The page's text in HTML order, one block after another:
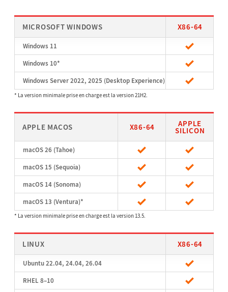
MICROSOFT WINDOWS X86-64
Windows 11
Windows 10*
Windows Server 2022, 2025 (Desktop Experience)
* La version minimale prise en charge est la version 21H2.
APPLE MACOS X86-64 APPLE
SILICON
macOS 26 (Tahoe)
macOS 15 (Sequoia)
macOS 14 (Sonoma)
macOS 13 (Ventura)*
* La version minimale prise en charge est la version 13.5.
LINUX X86-64
Ubuntu 22.04, 24.04, 26.04
RHEL 8–10